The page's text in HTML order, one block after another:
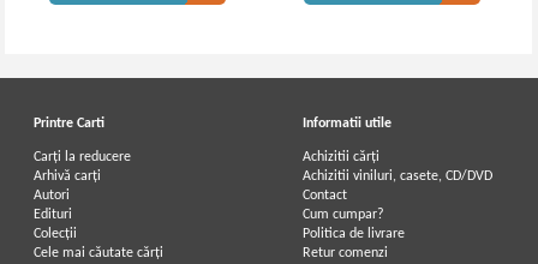
Printre Carti
Carți la reducere
Arhivă carți
Autori
Edituri
Colecții
Cele mai căutate cărți
Informatii utile
Achizitii cărți
Achizitii viniluri, casete, CD/DVD
Contact
Cum cumpar?
Politica de livrare
Retur comenzi